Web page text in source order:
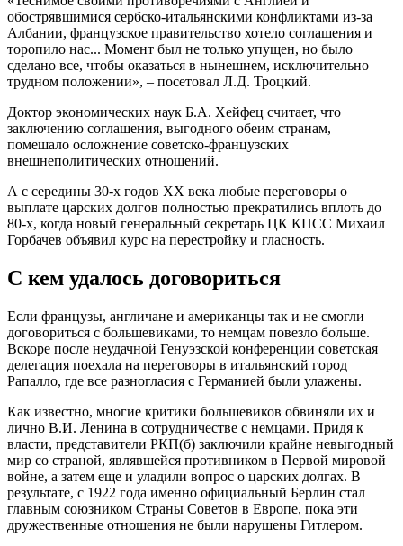
обострявшимися сербско-итальянскими конфликтами из-за
Албании, французское правительство хотело соглашения и
торопило нас... Момент был не только упущен, но было
сделано все, чтобы оказаться в нынешнем, исключительно
трудном положении», – посетовал Л.Д. Троцкий.
Доктор экономических наук Б.А. Хейфец считает, что
заключению соглашения, выгодного обеим странам,
помешало осложнение советско-французских
внешнеполитических отношений.
А с середины 30-х годов ХХ века любые переговоры о
выплате царских долгов полностью прекратились вплоть до
80-х, когда новый генеральный секретарь ЦК КПСС Михаил
Горбачев объявил курс на перестройку и гласность.
С кем удалось договориться
Если французы, англичане и американцы так и не смогли
договориться с большевиками, то немцам повезло больше.
Вскоре после неудачной Генуэзской конференции советская
делегация поехала на переговоры в итальянский город
Рапалло, где все разногласия с Германией были улажены.
Как известно, многие критики большевиков обвиняли их и
лично В.И. Ленина в сотрудничестве с немцами. Придя к
власти, представители РКП(б) заключили крайне невыгодный
мир со страной, являвшейся противником в Первой мировой
войне, а затем еще и уладили вопрос о царских долгах. В
результате, с 1922 года именно официальный Берлин стал
главным союзником Страны Советов в Европе, пока эти
дружественные отношения не были нарушены Гитлером.